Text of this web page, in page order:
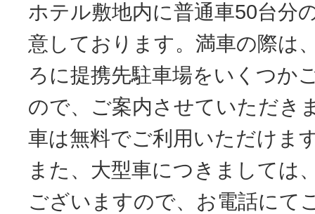
ホテル敷地内に普通車50台分
意しております。満車の際は
ろに提携先駐車場をいくつか
ので、ご案内させていただき
車は無料でご利用いただけま
また、大型車につきましては
ございますので、お電話にて